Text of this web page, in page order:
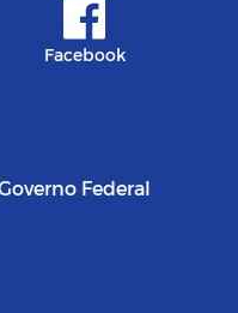
Facebook
Federal